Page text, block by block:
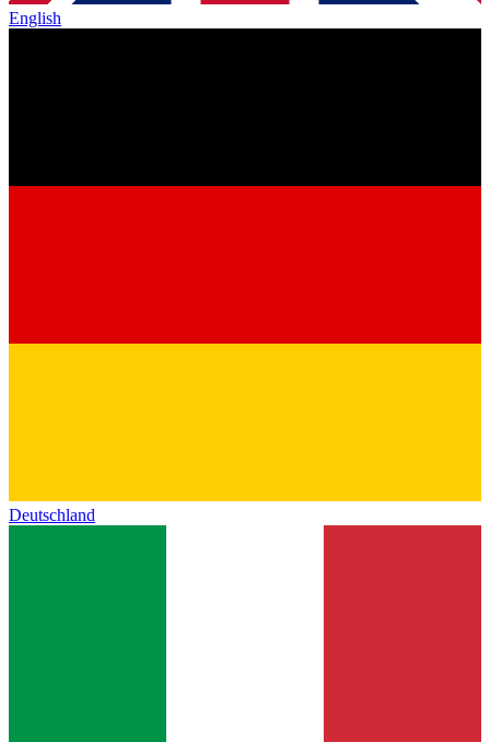
English
Deutschland